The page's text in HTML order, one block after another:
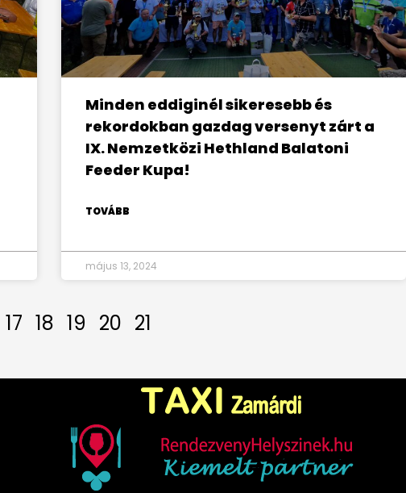
Minden eddiginél sikeresebb és
rekordokban gazdag versenyt zárt a
IX. Nemzetközi Hethland Balatoni
Feeder Kupa!
TOVÁBB
május 13, 2024
17 18 19 20 21